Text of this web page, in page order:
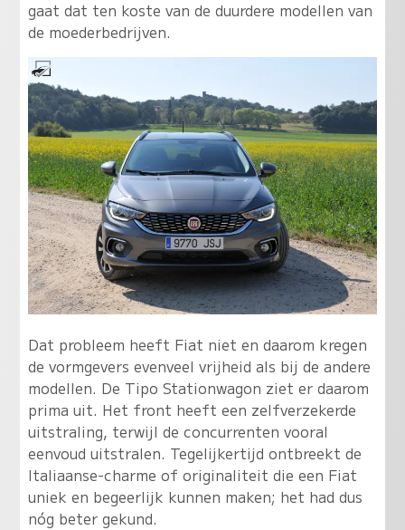
gaat dat ten koste van de duurdere modellen van
de moederbedrijven.
Dat probleem heeft Fiat niet en daarom kregen
de vormgevers evenveel vrijheid als bij de andere
modellen. De Tipo Stationwagon ziet er daarom
prima uit. Het front heeft een zelfverzekerde
uitstraling, terwijl de concurrenten vooral
eenvoud uitstralen. Tegelijkertijd ontbreekt de
Italiaanse-charme of originaliteit die een Fiat
uniek en begeerlijk kunnen maken; het had dus
nóg beter gekund.